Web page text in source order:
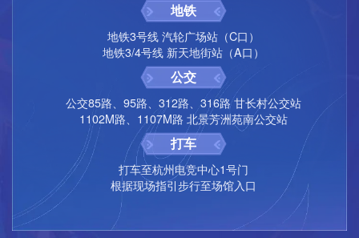
猫灵手办9个，亚军专属神兜兜福袋（全队随机分配，全队
合计1125个。福袋有效期30天）。
战队成员均可获得： 2套150级书铁，2个160级附魔宝
珠，三界之巅亚军特效称谓。
四强奖励
猫灵手办8个。
队内成员均可获得：10个神兜兜， 1套150级书铁，1个16
0级附魔宝珠，1个150级附魔宝珠，三界之巅四强特效称谓。
八强奖励
猫灵手办8个。
队内成员均可获得： 1套150级书铁， 1个150级附魔宝
特别说明
1）本次活动期间，每个角色最多购买一份三界之巅礼币.
2）请勿在预订、购买过程中进行藏宝阁上架角色、转服、
转靓号等操作。
3）预订成功后，如果未在规定时间内完成仙玉支付，则不
保留购买资格，同时预订款也不会退还。
4）“蕴灵石·鲨”成功激活后，请于2024年3月19日8:00前使
用并召唤深海狂鲨祥瑞。
5）“蕴灵石·鲨”和“助威战鼓”道具被丢弃后将无法重复领
取，请谨慎保管。
地铁
地铁3号线 汽轮广场站（C口）
地铁3/4号线 新天地街站（A口）
公交
公交85路、95路、312路、316路 甘长村公交站
1102M路、1107M路 北景芳洲苑南公交站
打车
打车至杭州电竞中心1号门
根据现场指引步行至场馆入口